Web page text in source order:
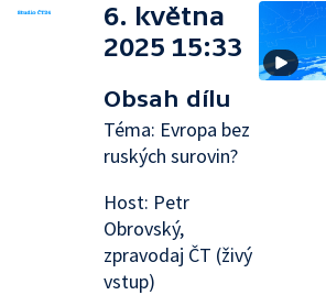
6. května
2025 15:33
Obsah dílu
Téma: Evropa bez
ruských surovin?
Host: Petr
Obrovský,
zpravodaj ČT (živý
vstup)